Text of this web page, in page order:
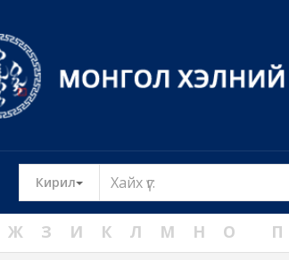
Кирил Toggle Dropdown
Ж З И К Л М Н О П